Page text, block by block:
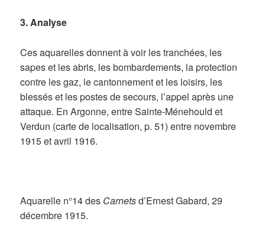
3. Analyse
Ces aquarelles donnent à voir les tranchées, les
sapes et les abris, les bombardements, la protection
contre les gaz, le cantonnement et les loisirs, les
blessés et les postes de secours, l’appel après une
attaque. En Argonne, entre Sainte-Ménehould et
Verdun (carte de localisation, p. 51) entre novembre
1915 et avril 1916.
Aquarelle n°14 des Carnetsd’Ernest Gabard, 29
décembre 1915.